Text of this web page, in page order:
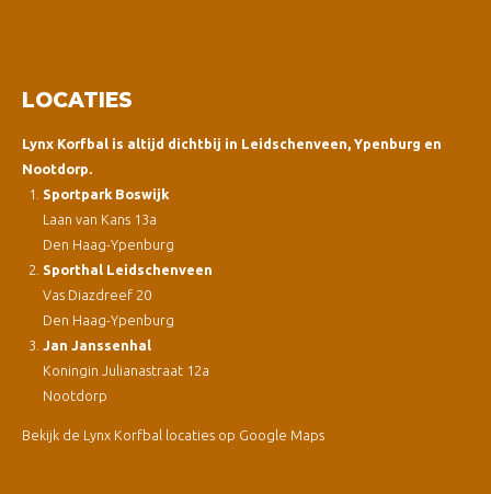
LOCATIES
Lynx Korfbal is altijd dichtbij in Leidschenveen, Ypenburg en
Nootdorp.
Sportpark Boswijk
Laan van Kans 13a
Den Haag-Ypenburg
Sporthal Leidschenveen
Vas Diazdreef 20
Den Haag-Ypenburg
Jan Janssenhal
Koningin Julianastraat 12a
Nootdorp
Bekijk de Lynx Korfbal locaties op Google Maps